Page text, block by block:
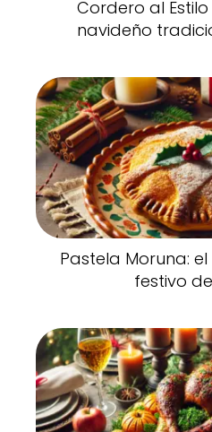
Cordero al
navideño
Pastela Moruna:
festivo